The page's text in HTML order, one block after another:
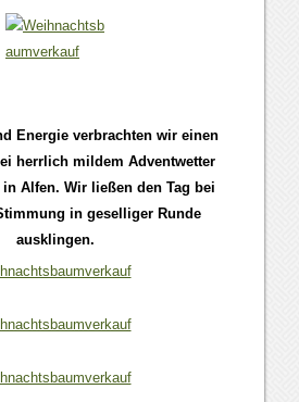
Energie verbrachten wir einen
herrlich mildem Adventwetter
Alfen. Wir ließen den Tag bei
in geselliger Runde
ausklingen.